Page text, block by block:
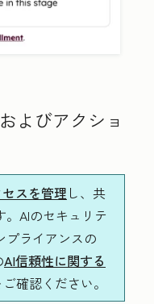
よびアクショ
スを管理 し、共
AIのセキュリテ
プライアンスの
AI信頼性に関する
ご確認ください。